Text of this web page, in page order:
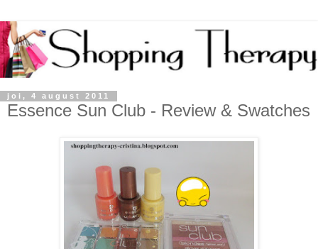
joi, 4 august 2011
Essence Sun Club - Review & Swatches